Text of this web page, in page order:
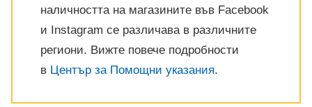
наличността на магазините във Facebook
и Instagram се различава в различните
региони. Вижте повече подробности
в Център за Помощни указания.